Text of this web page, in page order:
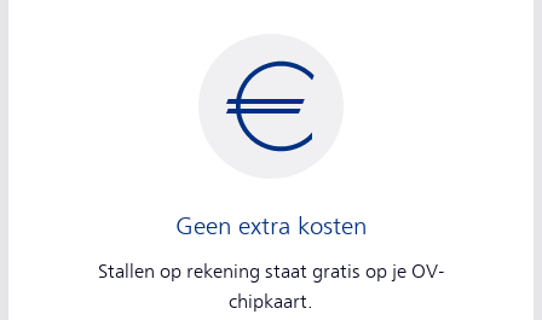
Geen extra kosten
Stallen op rekening staat gratis op je OV-
chipkaart.